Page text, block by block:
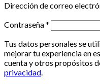
Dirección de correo
Contraseña*
Tus datos personales se
mejorar tu experiencia en
cuenta y otros propósitos
privacidad.